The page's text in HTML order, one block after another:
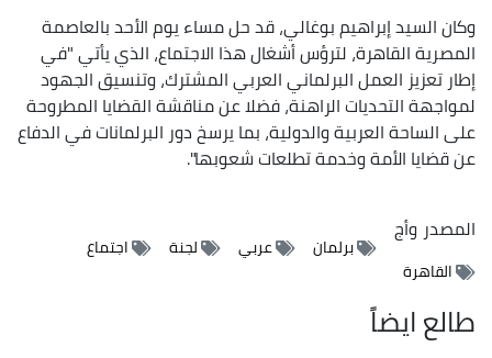
وكان السيد إبراهيم بوغالي، قد حل مساء يوم الأحد بالعاصمة
المصرية القاهرة، لترؤس أشغال هذا الاجتماع، الذي يأتي "في
إطار تعزيز العمل البرلماني العربي المشترك، وتنسيق الجهود
لمواجهة التحديات الراهنة، فضلا عن مناقشة القضايا المطروحة
على الساحة العربية والدولية، بما يرسخ دور البرلمانات في الدفاع
عن قضايا الأمة وخدمة تطلعات شعوبها".
المصدروأج
برلمان عربي لجنة
اجتماع
القاهرة
طالع ايضاً